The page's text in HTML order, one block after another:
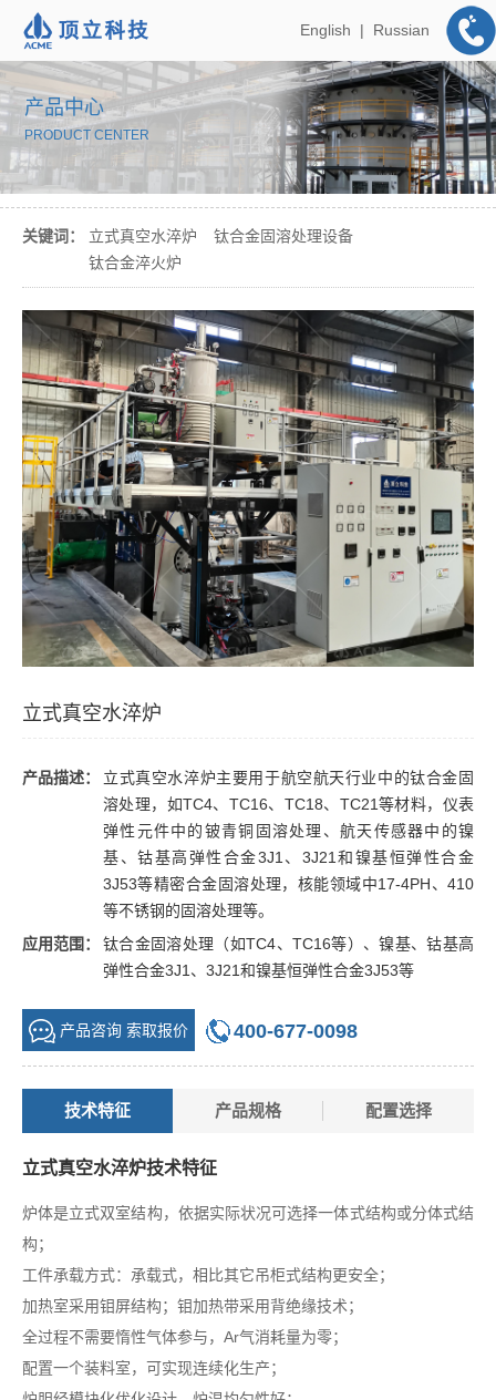
English | Russian
产品中心
PRODUCT CENTER
关键词： 立式真空水淬炉
钛合金固溶处理设备
钛合金淬火炉
立式真空水淬炉
产品描述：
立式真空水淬炉主要用于航空航天行业中的钛合金固
溶处理，如TC4、TC16、TC18、TC21等材料，仪表
弹性元件中的铍青铜固溶处理、航天传感器中的镍
基、钴基高弹性合金3J1、3J21和镍基恒弹性合金
3J53等精密合金固溶处理，核能领域中17-4PH、410
等不锈钢的固溶处理等。
应用范围：
钛合金固溶处理（如TC4、TC16等）、镍基、钴基高
弹性合金3J1、3J21和镍基恒弹性合金3J53等
产品咨询 索取报价 400-677-0098
技术特征 产品规格 配置选择
立式真空水淬炉技术特征
炉体是立式双室结构，依据实际状况可选择一体式结构或分体式结
构；
工件承载方式：承载式，相比其它吊柜式结构更安全；
加热室采用钼屏结构； 钼加热带采用背绝缘技术；
全过程不需要惰性气体参与，Ar气消耗量为零；
配置一个装料室，可实现连续化生产；